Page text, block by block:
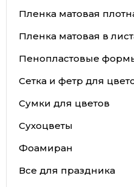
Пленка матовая
Пленка матовая в
Пенопластовые
Сетка и фетр для
Сумки для цветов
Сухоцветы
Фоамиран
Все для праздника